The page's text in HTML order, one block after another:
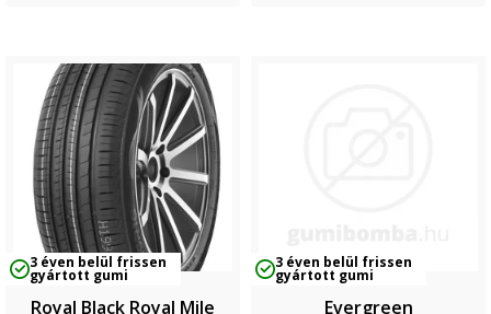
3 éven belül frissen
gyártott gumi
Royal Black Royal Mile
3 éven belül frissen
gyártott gumi
Evergreen